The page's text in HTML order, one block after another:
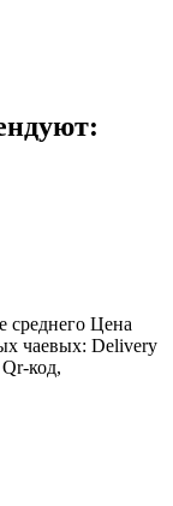
среднего Цена
чаевых: Delivery
код,